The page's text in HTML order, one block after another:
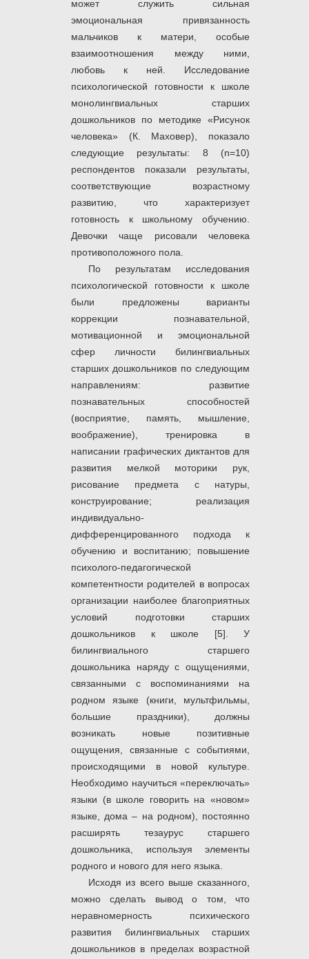
может служить сильная
эмоциональная привязанность
мальчиков к матери, особые
взаимоотношения между ними,
любовь к ней. Исследование
психологической готовности к школе
монолингвиальных старших
дошкольников по методике «Рисунок
человека» (К. Маховер), показало
следующие результаты: 8 (n=10)
респондентов показали результаты,
соответствующие возрастному
развитию, что характеризует
готовность к школьному обучению.
Девочки чаще рисовали человека
противоположного пола.
По результатам исследования
психологической готовности к школе
были предложены варианты
коррекции познавательной,
мотивационной и эмоциональной
сфер личности билингвиальных
старших дошкольников по следующим
направлениям: развитие
познавательных способностей
(восприятие, память, мышление,
воображение), тренировка в
написании графических диктантов для
развития мелкой моторики рук,
рисование предмета с натуры,
конструирование; реализация
индивидуально-
дифференцированного подхода к
обучению и воспитанию; повышение
психолого-педагогической
компетентности родителей в вопросах
организации наиболее благоприятных
условий подготовки старших
дошкольников к школе [5]. У
билингвиального старшего
дошкольника наряду с ощущениями,
связанными с воспоминаниями на
родном языке (книги, мультфильмы,
большие праздники), должны
возникать новые позитивные
ощущения, связанные с событиями,
происходящими в новой культуре.
Необходимо научиться «переключать»
языки (в школе говорить на «новом»
языке, дома – на родном), постоянно
расширять тезаурус старшего
дошкольника, используя элементы
родного и нового для него языка.
Исходя из всего выше сказанного,
можно сделать вывод о том, что
неравномерность психического
развития билингвиальных старших
дошкольников в пределах возрастной